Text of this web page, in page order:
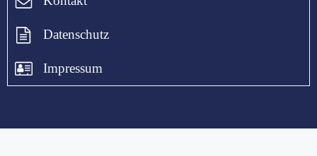
Datenschutz
Impressum